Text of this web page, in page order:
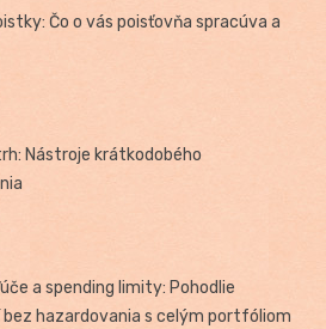
Čo o vás poisťovňa spracúva a
Nástroje krátkodobého
a spending limity: Pohodlie
hazardovania s celým portfóliom